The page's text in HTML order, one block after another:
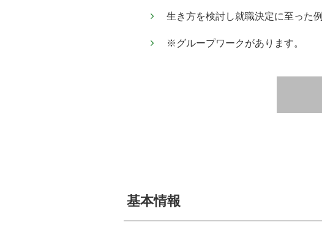
生き方を検討し就職決定に至った例
※グループワークがあります。
基本情報